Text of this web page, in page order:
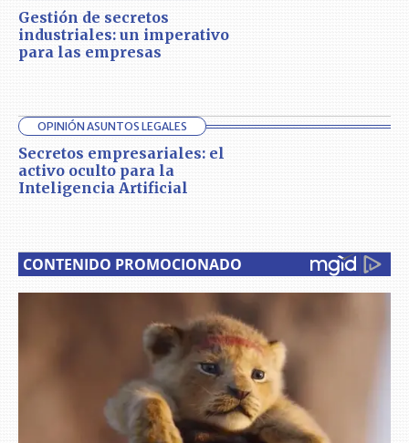
Gestión de secretos
industriales: un imperativo
para las empresas
OPINIÓN ASUNTOS LEGALES
Secretos empresariales: el
activo oculto para la
Inteligencia Artificial